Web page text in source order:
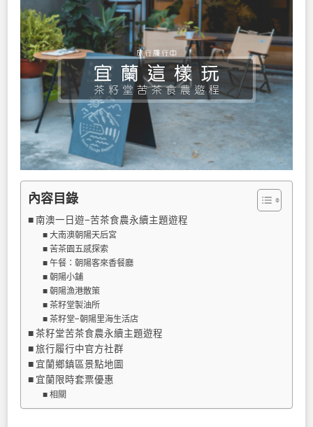
內容目錄
南澳一日遊−苦茶食農永續主題遊程
大南澳朝陽天后宮
苦茶園五感探索
午餐：朝陽客來香餐廳
朝陽小舖
朝陽漁港散策
茶籽堂製油所
茶籽堂−朝陽里海生活店
茶籽堂苦茶食農永續主題遊程
旅行履行中官方社群
宜蘭鄉鎮區景點地圖
宜蘭限時套票優惠
相關